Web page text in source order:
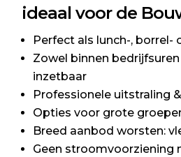
ideaal voor de
Perfect als lunch-, borrel-
Zowel binnen
inzetbaar
Professionele uitstraling
Opties voor grote
Breed aanbod worsten:
Geen stroomvoorziening